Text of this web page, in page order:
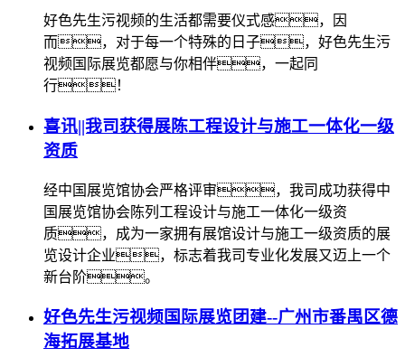
好色先生污视频的生活都需要仪式感，因
而，对于每一个特殊的日子，好色先生污
视频国际展览都愿与你相伴，一起同
行！
喜讯||我司获得展陈工程设计与施工一体化一级
资质
经中国展览馆协会严格评审，我司成功获得中
国展览馆协会陈列工程设计与施工一体化一级资
质，成为一家拥有展馆设计与施工一级资质的展
览设计企业，标志着我司专业化发展又迈上一个
新台阶。
好色先生污视频国际展览团建--广州市番禺区德
海拓展基地